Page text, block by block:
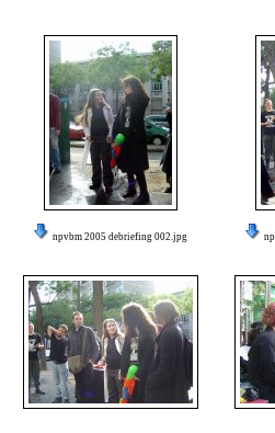
npvbm 2005 debriefing 002.jpg